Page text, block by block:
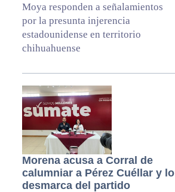
Moya responden a señalamientos
por la presunta injerencia
estadounidense en territorio
chihuahuense
Morena acusa a Corral de
calumniar a Pérez Cuéllar y lo
desmarca del partido